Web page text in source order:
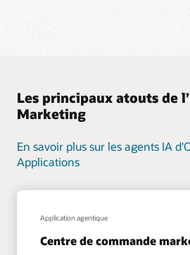
Les principaux atouts de
Marketing
En savoir plus sur les agents IA
Applications
Application agentique
Centre de commande